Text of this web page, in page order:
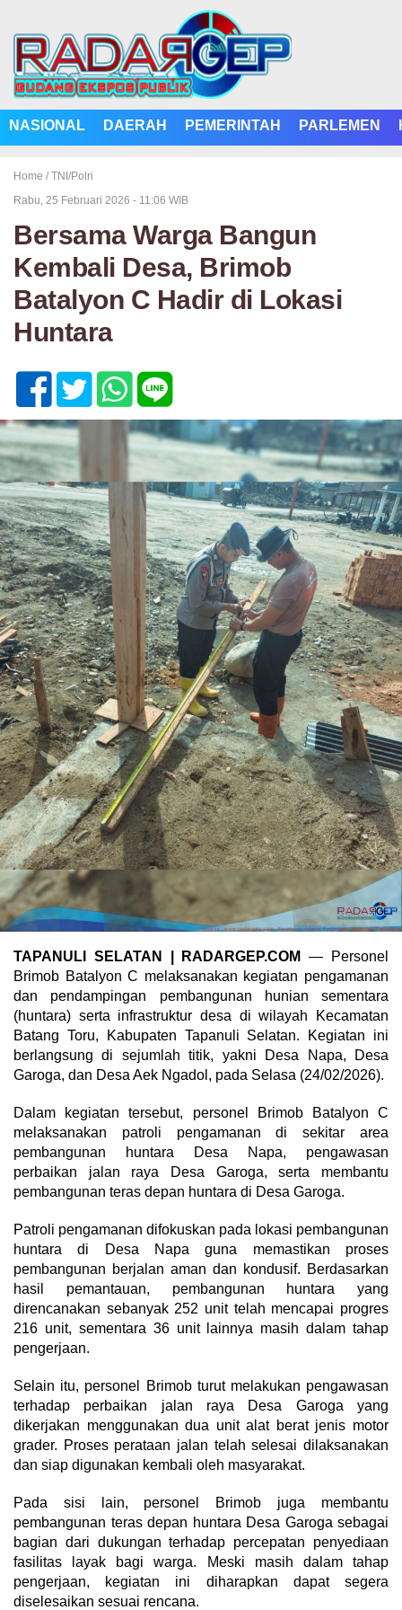
NASIONAL DAERAH PEMERINTAH PARLEMEN
Home / TNI/Polri
Rabu, 25 Februari 2026 - 11:06 WIB
Bersama Warga Bangun
Kembali Desa, Brimob
Batalyon C Hadir di Lokasi
Huntara
TAPANULI SELATAN | RADARGEP.COM— Personel
Brimob Batalyon C melaksanakan kegiatan pengamanan
dan pendampingan pembangunan hunian sementara
(huntara) serta infrastruktur desa di wilayah Kecamatan
Batang Toru, Kabupaten Tapanuli Selatan. Kegiatan ini
berlangsung di sejumlah titik, yakni Desa Napa, Desa
Garoga, dan Desa Aek Ngadol, pada Selasa (24/02/2026).
Dalam kegiatan tersebut, personel Brimob Batalyon C
melaksanakan patroli pengamanan di sekitar area
pembangunan huntara Desa Napa, pengawasan
perbaikan jalan raya Desa Garoga, serta membantu
pembangunan teras depan huntara di Desa Garoga.
Patroli pengamanan difokuskan pada lokasi pembangunan
huntara di Desa Napa guna memastikan proses
pembangunan berjalan aman dan kondusif. Berdasarkan
hasil pemantauan, pembangunan huntara yang
direncanakan sebanyak 252 unit telah mencapai progres
216 unit, sementara 36 unit lainnya masih dalam tahap
pengerjaan.
Selain itu, personel Brimob turut melakukan pengawasan
terhadap perbaikan jalan raya Desa Garoga yang
dikerjakan menggunakan dua unit alat berat jenis motor
grader. Proses perataan jalan telah selesai dilaksanakan
dan siap digunakan kembali oleh masyarakat.
Pada sisi lain, personel Brimob juga membantu
pembangunan teras depan huntara Desa Garoga sebagai
bagian dari dukungan terhadap percepatan penyediaan
fasilitas layak bagi warga. Meski masih dalam tahap
pengerjaan, kegiatan ini diharapkan dapat segera
diselesaikan sesuai rencana.